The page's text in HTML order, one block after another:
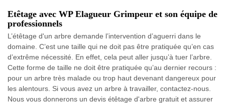
Etêtage avec WP Elagueur Grimpeur et son équipe de
professionnels
L’étêtage d'un arbre demande l’intervention d’aguerri dans le
domaine. C’est une taille qui ne doit pas être pratiquée qu’en cas
d’extrême nécessité. En effet, cela peut aller jusqu’à tuer l’arbre.
Cette forme de taille ne doit être pratiquée qu’au dernier recours :
pour un arbre très malade ou trop haut devenant dangereux pour
les alentours. Si vous avez un arbre à travailler, contactez-nous.
Nous vous donnerons un devis étêtage d'arbre gratuit et assurer